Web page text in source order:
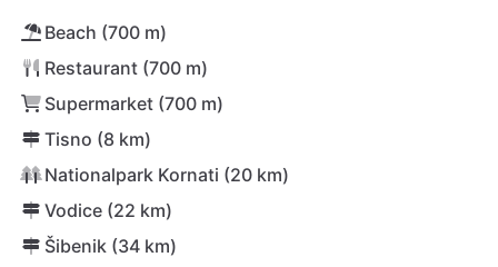
Beach (700 m)
Restaurant (700 m)
Supermarket (700 m)
Tisno (8 km)
Nationalpark Kornati (20 km)
Vodice (22 km)
Šibenik (34 km)